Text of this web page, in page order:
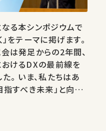
る本シンポジウムで
をテーマに掲げます。
は発足からの2年間、
けるDXの最前線を
。 いま、私たちはあ
指すべき未来」と向き